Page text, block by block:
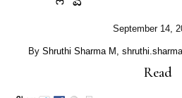
September 14,
By Shruthi Sharma M,
Read